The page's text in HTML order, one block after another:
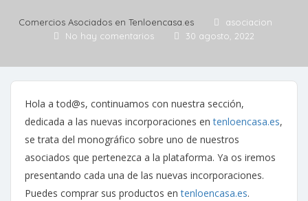
Comercios Asociados en Tenloencasa.es
asociacion
No hay comentarios
30 agosto, 2022
Hola a tod@s, continuamos con nuestra sección,
dedicada a las nuevas incorporaciones entenloencasa.es,
se trata del monográfico sobre uno de nuestros
asociados que pertenezca a la plataforma. Ya os iremos
presentando cada una de las nuevas incorporaciones.
Puedes comprar sus productos entenloencasa.es.